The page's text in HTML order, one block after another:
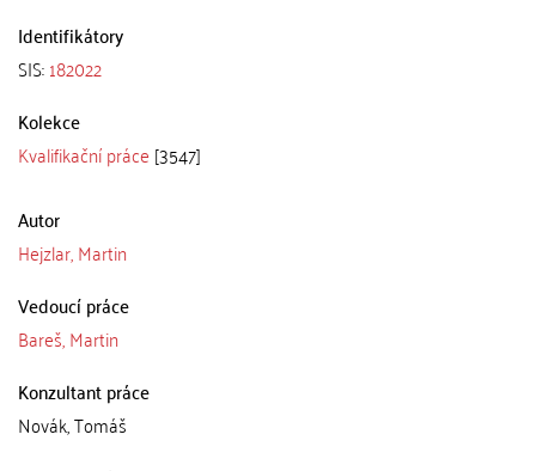
Identifikátory
SIS:182022
Kolekce
Kvalifikační práce [3547]
Autor
Hejzlar, Martin
Vedoucí práce
Bareš, Martin
Konzultant práce
Novák, Tomáš